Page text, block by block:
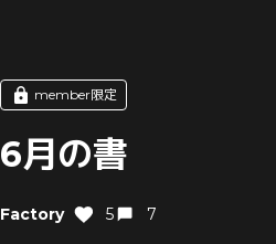
member限定
6月の書
Factory 5 7